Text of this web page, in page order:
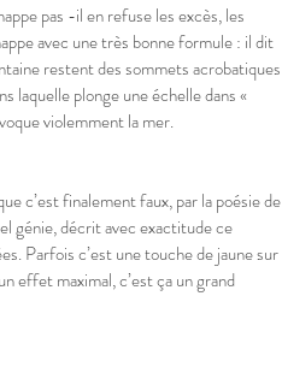
pas -il en refuse les excès, les
avec une très bonne formule : il dit
restent des sommets acrobatiques
laquelle plonge une échelle dans «
violemment la mer.
c’est finalement faux, par la poésie de
génie, décrit avec exactitude ce
Parfois c’est une touche de jaune sur
effet maximal, c’est ça un grand